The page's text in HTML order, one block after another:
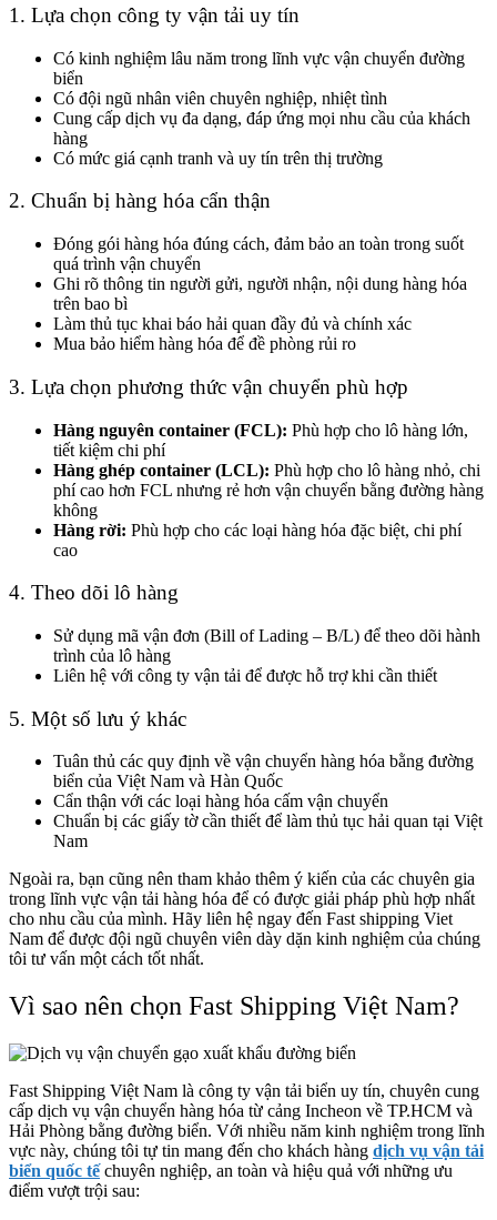
1. Lựa chọn công ty vận tải uy tín
Có kinh nghiệm lâu năm trong lĩnh vực vận chuyển đường
biển
Có đội ngũ nhân viên chuyên nghiệp, nhiệt tình
Cung cấp dịch vụ đa dạng, đáp ứng mọi nhu cầu của khách
hàng
Có mức giá cạnh tranh và uy tín trên thị trường
2. Chuẩn bị hàng hóa cẩn thận
Đóng gói hàng hóa đúng cách, đảm bảo an toàn trong suốt
quá trình vận chuyển
Ghi rõ thông tin người gửi, người nhận, nội dung hàng hóa
trên bao bì
Làm thủ tục khai báo hải quan đầy đủ và chính xác
Mua bảo hiểm hàng hóa để đề phòng rủi ro
3. Lựa chọn phương thức vận chuyển phù hợp
Hàng nguyên container (FCL): Phù hợp cho lô hàng lớn,
tiết kiệm chi phí
Hàng ghép container (LCL): Phù hợp cho lô hàng nhỏ, chi
phí cao hơn FCL nhưng rẻ hơn vận chuyển bằng đường hàng
không
Hàng rời: Phù hợp cho các loại hàng hóa đặc biệt, chi phí
cao
4. Theo dõi lô hàng
Sử dụng mã vận đơn (Bill of Lading – B/L) để theo dõi hành
trình của lô hàng
Liên hệ với công ty vận tải để được hỗ trợ khi cần thiết
5. Một số lưu ý khác
Tuân thủ các quy định về vận chuyển hàng hóa bằng đường
biển của Việt Nam và Hàn Quốc
Cẩn thận với các loại hàng hóa cấm vận chuyển
Chuẩn bị các giấy tờ cần thiết để làm thủ tục hải quan tại Việt
Nam
Ngoài ra, bạn cũng nên tham khảo thêm ý kiến của các chuyên gia
trong lĩnh vực vận tải hàng hóa để có được giải pháp phù hợp nhất
cho nhu cầu của mình. Hãy liên hệ ngay đến Fast shipping Viet
Nam để được đội ngũ chuyên viên dày dặn kinh nghiệm của chúng
tôi tư vấn một cách tốt nhất.
Vì sao nên chọn Fast Shipping Việt Nam?
Fast Shipping Việt Nam là công ty vận tải biển uy tín, chuyên cung
cấp dịch vụ vận chuyển hàng hóa từ cảng Incheon về TP.HCM và
Hải Phòng bằng đường biển. Với nhiều năm kinh nghiệm trong lĩnh
vực này, chúng tôi tự tin mang đến cho khách hàng dịch vụ vận tải
biển quốc tếchuyên nghiệp, an toàn và hiệu quả với những ưu
điểm vượt trội sau: